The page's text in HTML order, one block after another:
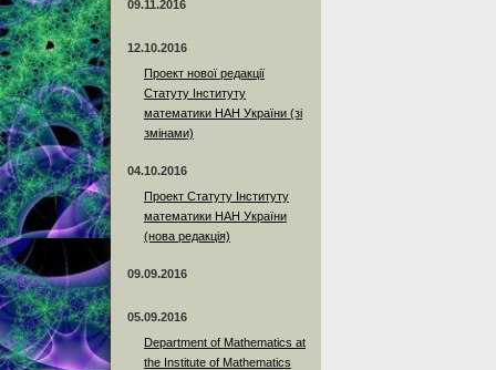
09.11.2016
12.10.2016
Проект нової редакції
Статуту Інституту
математики НАН України (зі
змінами)
04.10.2016
Проект Статуту Інституту
математики НАН України
(нова редакція)
09.09.2016
05.09.2016
Department of Mathematics at
the Institute of Mathematics